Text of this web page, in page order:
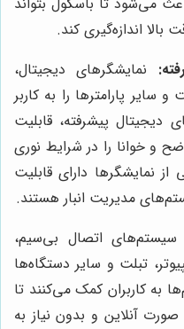
اندازه‌گیری کند.
نمایشگرهای دیجیتال،
سایر پارامترها را به کاربر
پیشرفته، قابلیت
و خوانا را در شرایط نوری
نمایشگرها دارای قابلیت
مدیریت انبار هستند.
سیستم‌های اتصال بی‌سیم،
تبلت و سایر دستگاه‌ها
به کاربران کمک می‌کنند تا
آنلاین و بدون نیاز به